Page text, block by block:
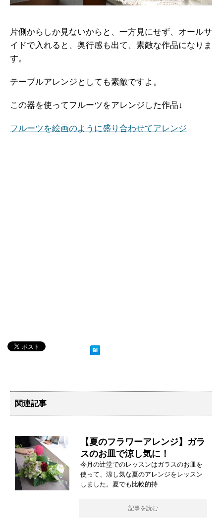
片側からしか見ないからと、一方見にせず、オールサ
イドで入れると、奥行感も出て、素敵な作品になりま
す。
テーブルアレンジとしても素敵ですよ。
この器を使ってフルーツをアレンジした作品↓
フルーツを絵画のように盛り合わせてアレンジ
関連記事
【夏のフラワーアレンジ】ガラ
スのお皿で涼し気に！
今月の辻堂でのレッスンはガラスのお皿を
使って、涼し気な夏のアレンジをレッスン
しました。夏でも比較的持
記事を読む